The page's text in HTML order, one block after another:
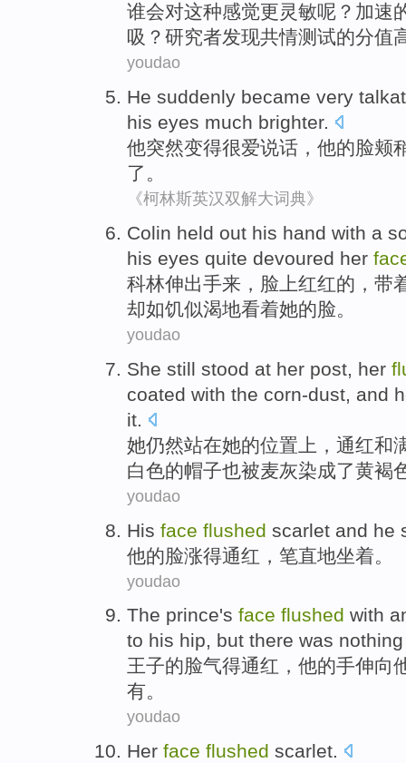
谁会对这种感觉更灵敏呢？ 加速
吸 ？研究者发现共情测试的分值
youdao
He suddenly became very
his eyes much brighter.
他突然变得很爱说话 ， 他的脸颊
了 。
《柯林斯英汉双解大词典》
Colin held out his hand with a
his eyes quite devoured her
科林伸出手来 ，脸上红红的 ， 带
却如饥似渴地看着她的脸。
youdao
She still stood at her post, her
coated with the corn-dust, and
it.
她仍然站在她的位置上 ， 通红和
白色的帽子也被麦灰染成了黄褐
youdao
His face flushed scarlet and he
他的 脸涨得通红，笔直地坐着 。
youdao
The prince's face flushed with
to his hip, but there was nothing
王子的脸气得通红， 他的手伸向
有。
youdao
Her face flushed scarlet.